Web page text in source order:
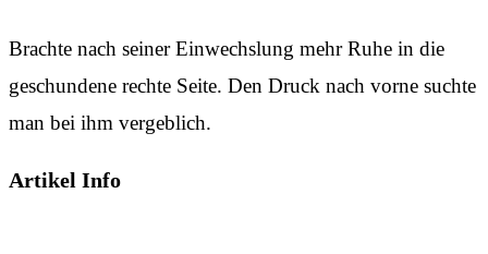
Brachte nach seiner Einwechslung mehr Ruhe in die
geschundene rechte Seite. Den Druck nach vorne suchte
man bei ihm vergeblich.
Artikel Info